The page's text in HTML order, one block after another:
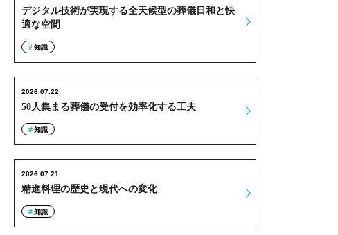
デジタル技術が実現する全天候型の葬儀日和と快
適な空間
知識
50人集まる葬儀の受付を効率化する工夫
2026.07.22
知識
精進料理の歴史と現代への変化
2026.07.21
知識